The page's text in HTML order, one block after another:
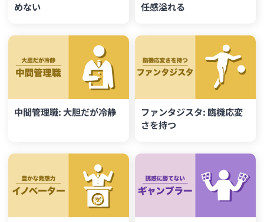
めない
任感溢れる
中間管理職: 大胆だが冷静
ファンタジスタ: 臨機応変
さを持つ